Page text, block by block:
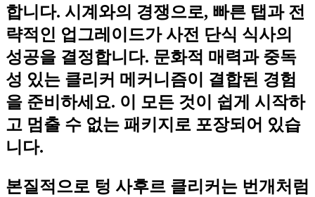
합니다. 시계와의 경쟁으로, 빠른 탭과 전
략적인 업그레이드가 사전 단식 식사의
성공을 결정합니다. 문화적 매력과 중독
성 있는 클리커 메커니즘이 결합된 경험
을 준비하세요. 이 모든 것이 쉽게 시작하
고 멈출 수 없는 패키지로 포장되어 있습
니다.
본질적으로 텅 사후르 클리커는 번개처럼